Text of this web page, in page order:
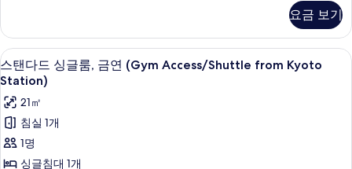
기
access,
shuttle
bus
from
Kyoto
St)
사
진
더
블
룸,
금
(gym
access,
shuttle
bus
from
요금 보기
스
탠
다
드
싱
글
스탠다드 싱글룸, 금연 (Gym
9
스탠다드 싱글룸, 금연 (Gym Access/Shuttle from Kyoto
Station)
21㎡
침실 1개
1명
싱글침대 1개